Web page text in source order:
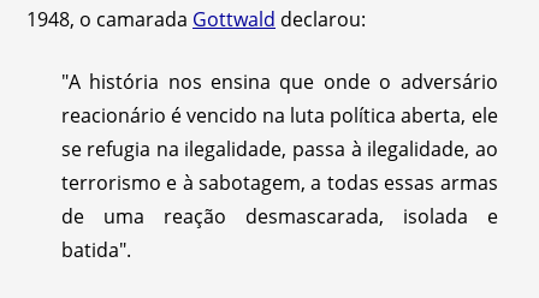
1948, o camarada Gottwald declarou:
"A história nos ensina que onde o adversário
reacionário é vencido na luta política aberta, ele
se refugia na ilegalidade, passa à ilegalidade, ao
terrorismo e à sabotagem, a todas essas armas
de uma reação desmascarada, isolada e
batida".